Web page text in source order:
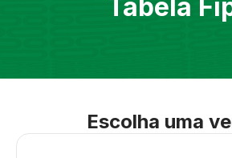
Tabela
Escolha uma